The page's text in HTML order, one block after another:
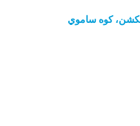
كوه ساموي